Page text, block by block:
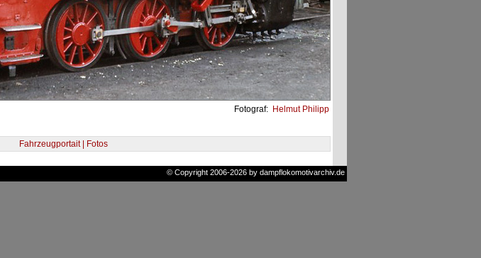
Fotograf: Helmut Philipp
Fahrzeugportait | Fotos
© Copyright 2006-2026 by dampflokomotivarchiv.de